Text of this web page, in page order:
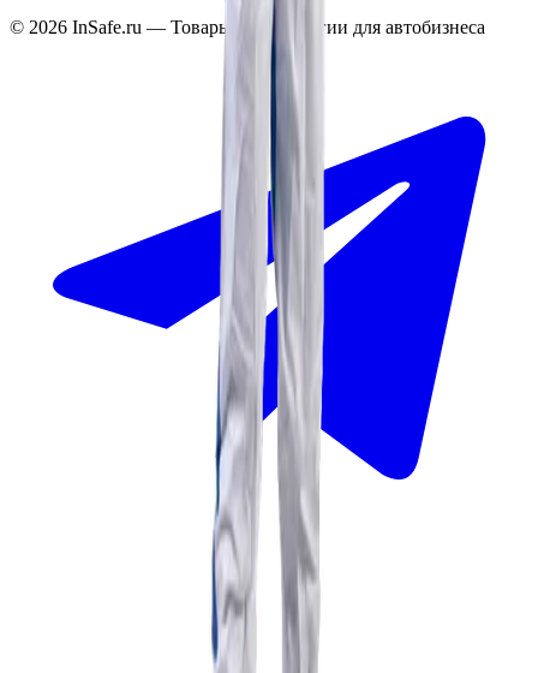
© 2026 InSafe.ru — Товары и технологии для автобизнеса